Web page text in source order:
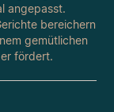
angepasst.
bereichern
gemütlichen
fördert.